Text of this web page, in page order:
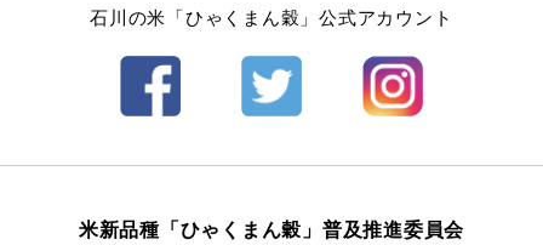
米新品種「ひゃくまん穀」普及推進委員会
石川の米「ひゃくまん穀」公式アカウント